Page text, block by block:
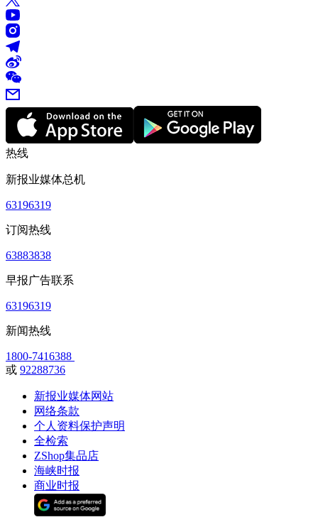
热线
新报业媒体总机
63196319
订阅热线
63883838
早报广告联系
63196319
新闻热线
1800-7416388
或 92288736
新报业媒体网站
网络条款
个人资料保护声明
全检索
ZShop集品店
海峡时报
商业时报